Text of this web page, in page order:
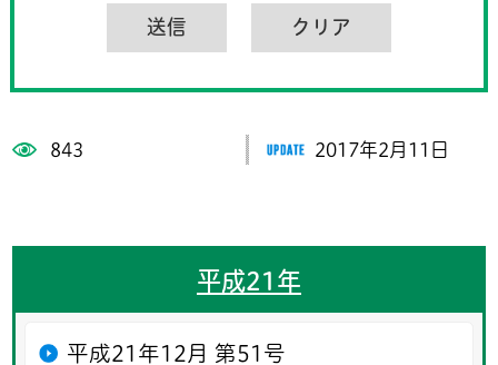
843 2017年2月11日
平成21年
平成21年12月 第51号